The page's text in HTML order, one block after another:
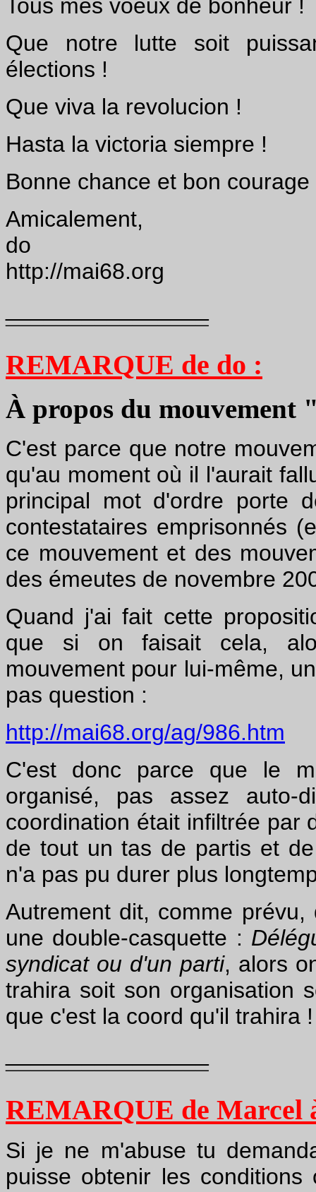
Tous mes voeux de bonheur !
Que notre lutte soit
élections !
Que viva la revolucion !
Hasta la victoria siempre !
Bonne chance et bon
Amicalement,
do
http://mai68.org
¯¯¯¯¯¯¯¯¯¯¯¯¯¯¯¯
REMARQUE de do :
À propos du
C'est parce que notre
qu'au moment où il l'aurait
principal mot d'ordre porte
contestataires emprisonnés
ce mouvement et des
des émeutes de novembre
Quand j'ai fait cette
que si on faisait cela,
mouvement pour lui-même,
pas question :
http://mai68.org/ag/986.htm
C'est donc parce que le
organisé, pas assez
coordination était infiltrée par
de tout un tas de partis et
n'a pas pu durer plus
Autrement dit, comme
une double-casquette :
syndicat ou d'un parti, alors
trahira soit son organisation
que c'est la coord qu'il trahira !
¯¯¯¯¯¯¯¯¯¯¯¯¯¯¯¯
REMARQUE de Marcel
Si je ne m'abuse tu
puisse obtenir les